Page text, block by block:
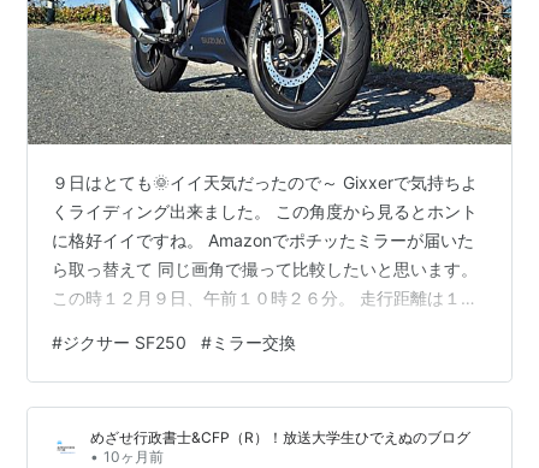
９日はとても🌞イイ天気だったので～ Gixxerで気持ちよ
くライディング出来ました。 この角度から見るとホント
に格好イイですね。 Amazonでポチッたミラーが届いた
ら取っ替えて 同じ画角で撮って比較したいと思います。
この時１２月９日、午前１０時２６分。 走行距離は１１
キング参加中【公式】2023年開設ブログ
#ジクサー SF250 #ミラー交換
めざせ行政書士&CFP（R）！放送大学生ひでえぬのブログ
• 10ヶ月前